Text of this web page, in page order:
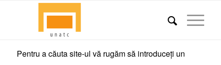
Pentru a căuta site-ul vă rugăm să introduceți un